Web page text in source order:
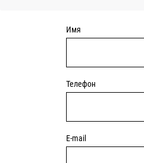
Имя
Телефон
E-mail